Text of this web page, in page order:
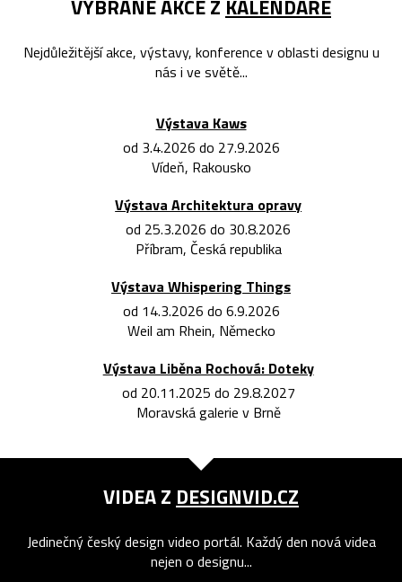
VYBRANÉ AKCE Z KALENDÁŘE
Nejdůležitější akce, výstavy, konference v oblasti designu u
nás i ve světě...
Výstava Kaws
od 3.4.2026 do 27.9.2026
Vídeň, Rakousko
Výstava Architektura opravy
od 25.3.2026 do 30.8.2026
Příbram, Česká republika
Výstava Whispering Things
od 14.3.2026 do 6.9.2026
Weil am Rhein, Německo
Výstava Liběna Rochová: Doteky
od 20.11.2025 do 29.8.2027
Moravská galerie v Brně
VIDEA Z DESIGNVID.CZ
Jedinečný český design video portál. Každý den nová videa
nejen o designu...